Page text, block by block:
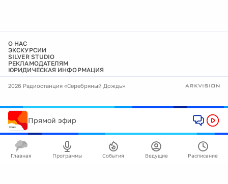
О НАС
ЭКСКУРСИИ
SILVER STUDIO
РЕКЛАМОДАТЕЛЯМ
ЮРИДИЧЕСКАЯ ИНФОРМАЦИЯ
2026 Радиостанция «Серебряный Дождь»
Прямой эфир
Главная Программы События Ведущие Расписание